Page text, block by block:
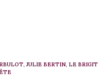
,JULIE BERTIN, LE BRIGIT